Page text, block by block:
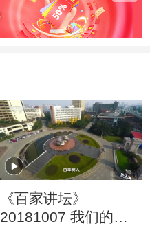
《百家讲坛》
20181007 我们的大